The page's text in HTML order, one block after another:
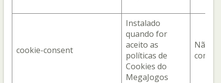
cookie-consent
Instalado
quando for
aceito as
políticas de
Cookies do
MegaJogos
Não